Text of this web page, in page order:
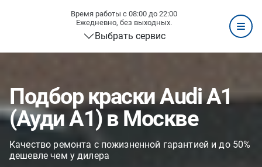
Время работы с 08:00 до 22:00
Ежедневно, без выходных.
Выбрать сервис
Подбор краски Audi A1
(Ауди А1) в Москве
Качество ремонта с пожизненной гарантией и до 50%
дешевле чем у дилера